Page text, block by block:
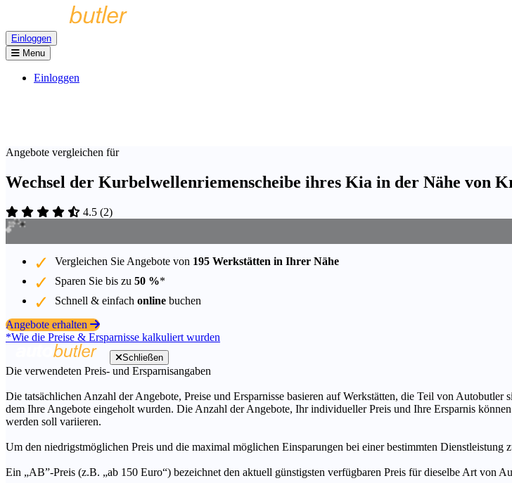
Einloggen
Menu
Einloggen
Angebote vergleichen für
Wechsel der Kurbelwellenriemenscheibe ihres Kia in der Nähe von
4.5 (2)
Vergleichen Sie Angebote von 195 Werkstätten in Ihrer Nähe
Sparen Sie bis zu 50 %*
Schnell & einfach online buchen
Angebote erhalten
*Wie die Preise & Ersparnisse kalkuliert wurden
Schließen
Die verwendeten Preis- und Ersparnisangaben
Die tatsächlichen Anzahl der Angebote, Preise und Ersparnisse basieren auf Werkstätten, die Teil von
dem Ihre Angebote eingeholt wurden. Die Anzahl der Angebote, Ihr individueller Preis und Ihre Ersparnis
werden soll variieren.
Um den niedrigstmöglichen Preis und die maximal möglichen Einsparungen bei einer bestimmten Dienstleistung
Ein „AB”-Preis (z.B. „ab 150 Euro“) bezeichnet den aktuell günstigsten verfügbaren Preis für dieselbe Art von